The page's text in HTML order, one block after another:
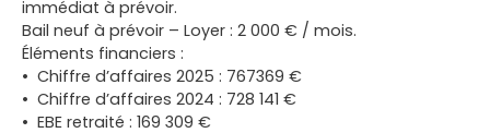
immédiat à prévoir.
Bail neuf à prévoir – Loyer : 2 000 € / mois.
Éléments financiers :
Chiffre d’affaires 2025 : 767369 €
Chiffre d’affaires 2024 : 728 141 €
EBE retraité : 169 309 €